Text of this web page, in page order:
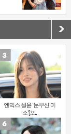
엔믹스 설윤 ‘눈부신 미
소’[포..